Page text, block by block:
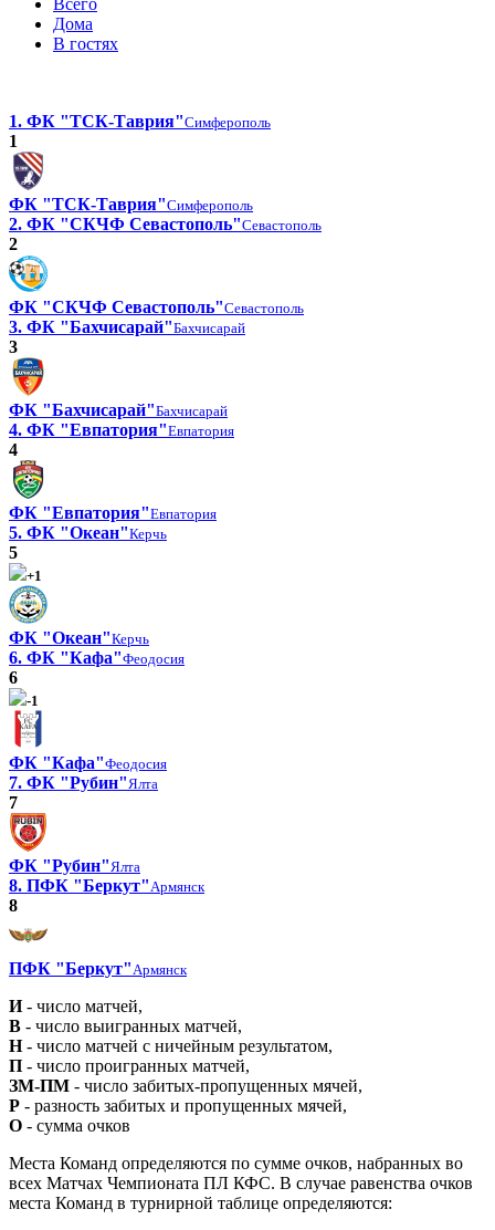
Всего
Дома
В гостях
1. ФК "ТСК-Таврия"Симферополь
1
ФК "ТСК-Таврия"Симферополь
2. ФК "СКЧФ Севастополь"Севастополь
2
ФК "СКЧФ Севастополь"Севастополь
3. ФК "Бахчисарай"Бахчисарай
3
ФК "Бахчисарай"Бахчисарай
4. ФК "Евпатория"Евпатория
4
ФК "Евпатория"Евпатория
5. ФК "Океан"Керчь
5
+1
ФК "Океан"Керчь
6. ФК "Кафа"Феодосия
6
-1
ФК "Кафа"Феодосия
7. ФК "Рубин"Ялта
7
ФК "Рубин"Ялта
8. ПФК "Беркут"Армянск
8
ПФК "Беркут"Армянск
И- число матчей,
В - число выигранных матчей,
Н- число матчей с ничейным результатом,
П - число проигранных матчей,
ЗМ-ПМ - число забитых-пропущенных мячей,
Р - разность забитых и пропущенных мячей,
О - сумма очков
Места Команд определяются по сумме очков, набранных во
всех Матчах Чемпионата ПЛ КФС. В случае равенства очков
места Команд в турнирной таблице определяются: